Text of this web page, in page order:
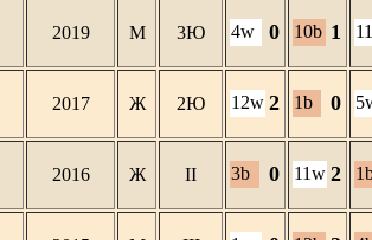
2019 М 3Ю 4w 0 10b 1
2017 Ж 2Ю 12w 2 1b 0
2016 Ж II 3b 0 11w 2